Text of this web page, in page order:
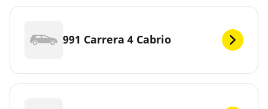
991 Carrera 4 Cabrio